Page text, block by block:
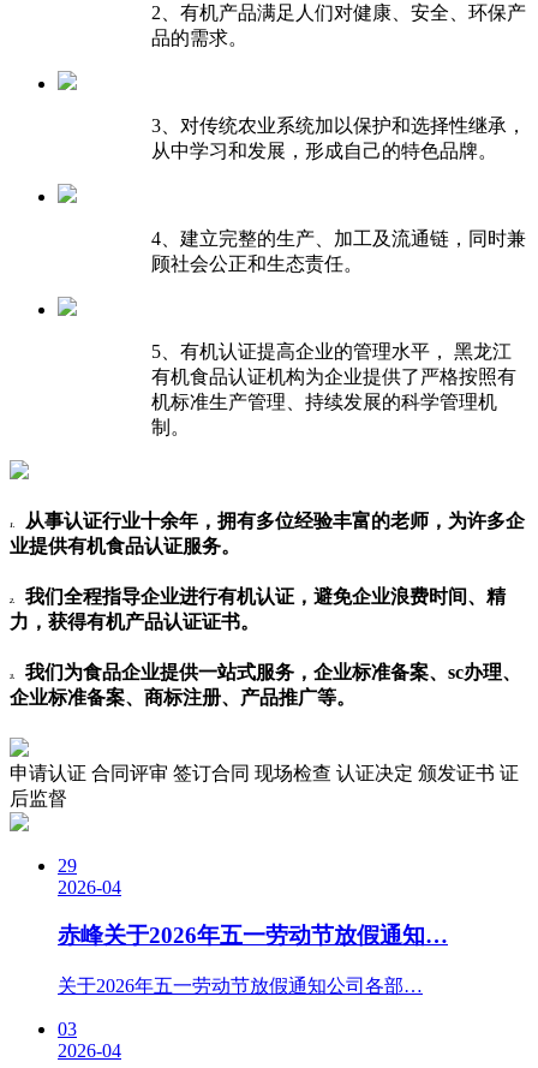
2、有机产品满足人们对健康、安全、环保产
品的需求。
3、对传统农业系统加以保护和选择性继承，
从中学习和发展，形成自己的特色品牌。
4、建立完整的生产、加工及流通链，同时兼
顾社会公正和生态责任。
5、有机认证提高企业的管理水平， 黑龙江
有机食品认证机构为企业提供了严格按照有
机标准生产管理、持续发展的科学管理机
制。
1.
从事认证行业十余年，拥有多位经验丰富的老师，为许多企
业提供有机食品认证服务。
2.
我们全程指导企业进行有机认证，避免企业浪费时间、精
力，获得有机产品认证证书。
3.
我们为食品企业提供一站式服务，企业标准备案、sc办理、
企业标准备案、商标注册、产品推广等。
申请认证 合同评审 签订合同 现场检查 认证决定 颁发证书 证
后监督
29
2026-04
赤峰关于2026年五一劳动节放假通知…
关于2026年五一劳动节放假通知公司各部…
03
2026-04